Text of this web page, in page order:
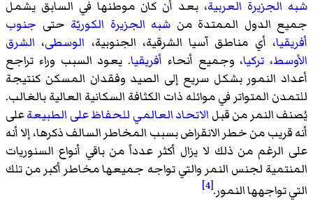
شبه الجزيرة العربية، بعد أن كان موطنها في السابق يشمل
جميع الدول الممتدة من شبه الجزيرة الكوريّة حتى جنوب
أفريقيا، أي مناطق آسيا الشرقية، الجنوبية، الوسطى، الشرق
الأوسط، تركيا، وجميع أنحاء أفريقيا. يعود السبب وراء تراجع
أعداد النمور بشكل سريع إلى الصيد وفقدان المسكن كنتيجة
للتمدن المتواتر في موائله ذات الكثافة السكانية العالية بالغالب.
يُصنف النمر من قبل الاتحاد العالمي للحفاظ على الطبيعةعلى
أنه قريب من خطر الانقراض بسبب المخاطر السالف ذكرها، إلا أنه
على الرغم من ذلك لا يزال أكثر عدداً من باقي أنواع السنوريات
المنتمية لجنس النمر والتي تواجه جميعها مخاطر أكبر من تلك
التي تواجهها النمور.[4]